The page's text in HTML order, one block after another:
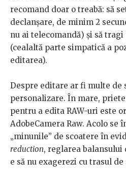
recomand doar o treabă: să
declanşare, de minim 2
nu ai telecomandă) şi să
(cealaltă parte simpatică a
editarea).
Despre editare ar fi multe de
personalizare. În mare,
pentru a edita RAW-uri este
AdobeCamera Raw. Acolo se
„minunile” de scoatere în
reduction, reglarea balansului
e să nu exagerezi cu trasul